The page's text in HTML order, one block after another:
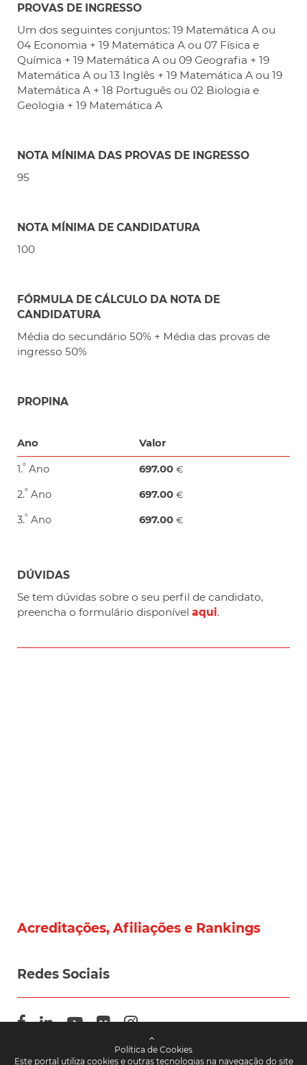
PROVAS DE INGRESSO
Um dos seguintes conjuntos: 19 Matemática A ou
04 Economia + 19 Matemática A ou 07 Física e
Química + 19 Matemática A ou 09 Geografia + 19
Matemática A ou 13 Inglês + 19 Matemática A ou 19
Matemática A + 18 Português ou 02 Biologia e
Geologia + 19 Matemática A
NOTA MÍNIMA DAS PROVAS DE INGRESSO
95
NOTA MÍNIMA DE CANDIDATURA
100
FÓRMULA DE CÁLCULO DA NOTA DE
CANDIDATURA
Média do secundário 50% + Média das provas de
ingresso 50%
PROPINA
Ano Valor
1.º Ano 697.00 €
2.º Ano 697.00 €
3.º Ano 697.00 €
DÚVIDAS
Se tem dúvidas sobre o seu perfil de candidato,
preencha o formulário disponível aqui.
Política de Cookies
Este portal utiliza cookies e outras tecnologias na navegação do site
Acreditações, Afiliações e Rankings
Redes Sociais